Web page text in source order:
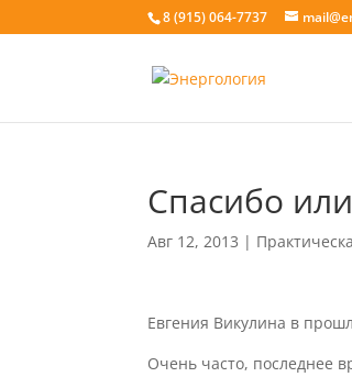
8 (915) 064-7737
Спасибо
Авг 12, 2013 |
Евгения Викулина в
Очень часто, последнее